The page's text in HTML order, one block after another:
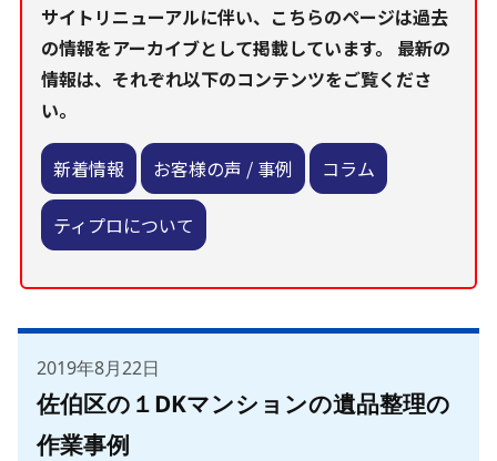
サイトリニューアルに伴い、こちらのページは過去
の情報をアーカイブとして掲載しています。 最新の
情報は、それぞれ以下のコンテンツをご覧くださ
い。
新着情報 お客様の声 / 事例 コラム
ティプロについて
2019年8月22日
佐伯区の１DKマンションの遺品整理の
作業事例